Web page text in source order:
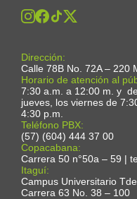
Dirección:
Calle 78B No. 72A – 220
Horario de atención al
7:30 a.m. a 12:00 m. y
jueves, los viernes de
4:30 p.m.
Teléfono PBX:
(57) (604) 444 37 00
Copacabana:
Carrera 50 n°50a – 59 |
Itaguí:
Campus Universitario
Carrera 63 No. 38 – 100